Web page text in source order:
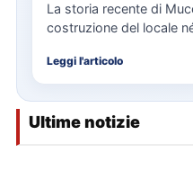
La storia recente di
costruzione del locale
Leggi l'articolo
Ultime notizie